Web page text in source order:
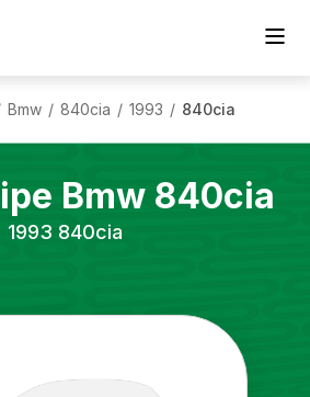
Bmw / 840cia / 1993 / 840cia
Bmw 840cia
1993 840cia